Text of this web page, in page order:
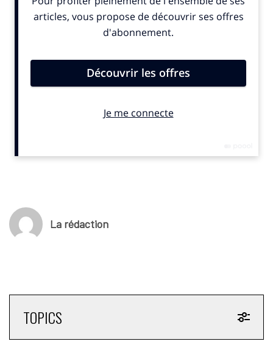
sportifs doivent changer leur modèle à l’heure du
réchauffement climatique. Pointé du doigt en 2019, le Tour de
Charpentier.A lire ici.
La rédaction
TOPICS